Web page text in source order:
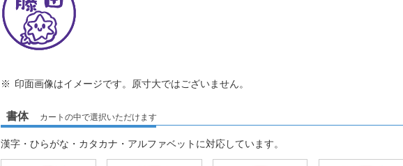
印面画像はイメージです。原寸大ではございません。
書体 カートの中で選択いただけます
漢字・ひらがな・カタカナ・アルファベットに対応しています。